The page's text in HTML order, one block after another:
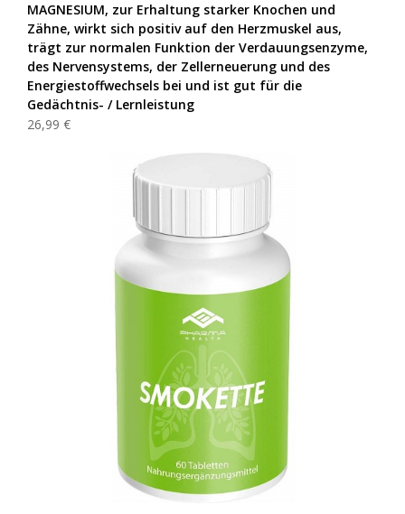
MAGNESIUM, zur Erhaltung starker Knochen und
Zähne, wirkt sich positiv auf den Herzmuskel aus,
trägt zur normalen Funktion der Verdauungsenzyme,
des Nervensystems, der Zellerneuerung und des
Energiestoffwechsels bei und ist gut für die
Gedächtnis- / Lernleistung
26,99 €